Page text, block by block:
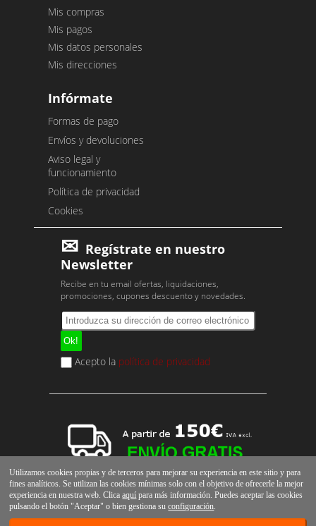
Mis compras
Mis pagos
Mis datos personales
Mis direcciones
Infórmate
Formas de pago
Envíos y devoluciones
Aviso legal y
funcionamiento
Política de privacidad
Cookies
Regístrate en nuestro
Newsletter
Recibe en tu email ofertas, liquidaciones,
promociones, cupones descuento y novedades.
Acepto la política de privacidad
Utilizamos cookies propias y de terceros para mejorar su experiencia en este sitio y para
fines analíticos. Se utilizan las cookies mínimas solo con el objetivo de ofrecerle la mejor
experiencia en nuestra web. Clicaaquí para más información. Puedes aceptar las cookies
pulsando el botón "Aceptar" o bien gestiona suconfiguración.